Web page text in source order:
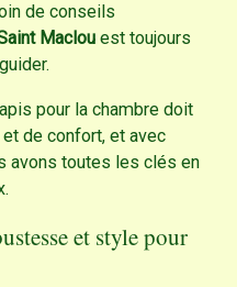
de conseils
Maclou est toujours
pour la chambre doit
de confort, et avec
avons toutes les clés en
et style pour